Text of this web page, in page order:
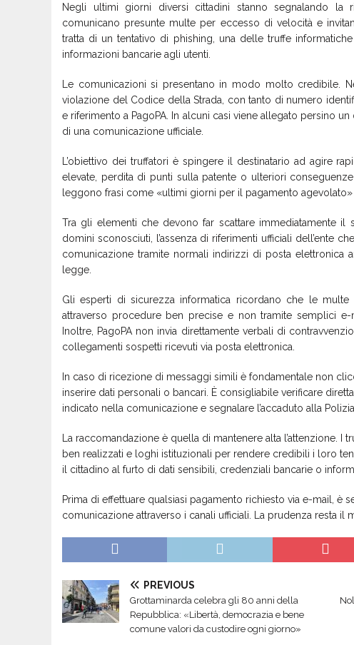
Negli ultimi giorni diversi cittadini stanno segnalando la
comunicano presunte multe per eccesso di velocità e
tratta di un tentativo di phishing, una delle truffe
informazioni bancarie agli utenti.
Le comunicazioni si presentano in modo molto credibile.
violazione del Codice della Strada, con tanto di numero
e riferimento a PagoPA. In alcuni casi viene allegato persino
di una comunicazione ufficiale.
L’obiettivo dei truffatori è spingere il destinatario ad agire
elevate, perdita di punti sulla patente o ulteriori
leggono frasi come «ultimi giorni per il pagamento
Tra gli elementi che devono far scattare immediatamente
domini sconosciuti, l’assenza di riferimenti ufficiali dell’ente
comunicazione tramite normali indirizzi di posta elettronica
legge.
Gli esperti di sicurezza informatica ricordano che le
attraverso procedure ben precise e non tramite semplici
Inoltre, PagoPA non invia direttamente verbali di
collegamenti sospetti ricevuti via posta elettronica.
In caso di ricezione di messaggi simili è fondamentale non
inserire dati personali o bancari. È consigliabile verificare
indicato nella comunicazione e segnalare l’accaduto alla
La raccomandazione è quella di mantenere alta l’attenzione.
ben realizzati e loghi istituzionali per rendere credibili i loro
il cittadino al furto di dati sensibili, credenziali bancarie o
Prima di effettuare qualsiasi pagamento richiesto via e-mail, è
comunicazione attraverso i canali ufficiali. La prudenza resta
PREVIOUS
Grottaminarda celebra gli 80 anni della
Repubblica: «Libertà, democrazia e bene
comune valori da custodire ogni giorno»